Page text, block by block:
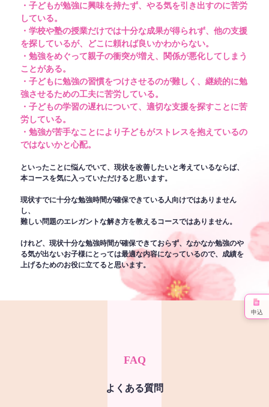
・子どもが勉強に興味を持たず、やる気を引き出すのに苦労
している。
・学校や塾の授業だけでは十分な成果が得られず、他の支援
を探しているが、どこに頼れば良いかわからない。
・勉強をめぐって親子の衝突が増え、関係が悪化してしまう
ことがある。
・子どもに勉強の習慣をつけさせるのが難しく、継続的に勉
強させるための工夫に苦労している。
・子どもの学習の遅れについて、適切な支援を探すことに苦
労している。
・勉強が苦手なことにより子どもがストレスを抱えているの
ではないかと心配。
といったことに悩んでいて、現状を改善したいと考えているならば、
本コースを気に入っていただけると思います。
現状すでに十分な勉強時間が確保できている人向けではありません
し、
難しい問題のエレガントな解き方を教えるコースではありません。
けれど、現状十分な勉強時間が確保できておらず、なかなか勉強のや
る気が出ないお子様にとっては最適な内容になっているので、成績を
上げるためのお役に立てると思います。
FAQ
よくある質問
申込